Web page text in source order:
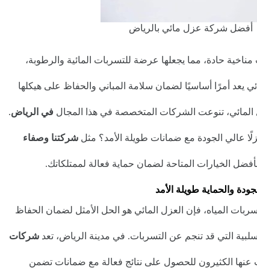
أفضل شركة عزل مائي بالرياض
حادة، مما يجعلها عرضة للتسربات المائية والرطوبة،
يعد أمرًا أساسيًا لضمان سلامة المباني والحفاظ على هيكلها
المائي، تنوعت الشركات المتخصصة في هذا المجال في الرياض.
عالي الجودة مع ضمانات طويلة الأمد؟ مثل شركتنا وصفاء
الخيارات المتاحة لضمان حماية فعالة لممتلكاتك.
والحماية طويلة الأمد
المياه، فإن العزل المائي هو الحل الأمثل لضمان الحفاظ
التي قد تنجم عن التسربات. في مدينة الرياض، تعد شركات
عنها الكثيرون للحصول على نتائج فعالة مع ضمانات تضمن